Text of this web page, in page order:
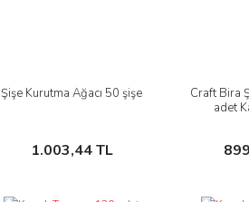
Şişe Kurutma Ağacı 50 şişe
1.003,44 TL
İncele
Sepete Ekle
Craft Bira
adet